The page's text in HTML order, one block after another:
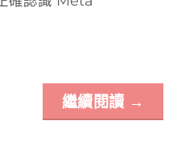
繼續閱讀 →